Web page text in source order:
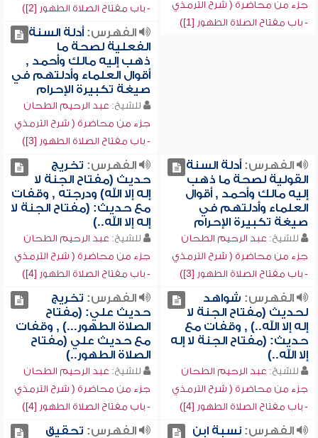
جزء من محاضرة ( شرح الترمذي
- باب مفتاح الصلاة الطهور [1])
- باب مفتاح الصلاة الطهور [2])
الفهرس:أدلة السنة
الفعلية لصحة ما
ذهب إليه مالك وأحمد ,
أقوال العلماء وأدلتهم في
صيغة تكبيرة الإحرام
للشيخ: عبد الرحيم الطحان
جزء من محاضرة ( شرح الترمذي
- باب مفتاح الصلاة الطهور [3])
الفهرس:أدلة السنة
القولية لصحة ما ذهب
إليه مالك وأحمد , أقوال
العلماء وأدلتهم في
صيغة تكبيرة الإحرام
للشيخ: عبد الرحيم الطحان
جزء من محاضرة ( شرح الترمذي
- باب مفتاح الصلاة الطهور [3])
الفهرس: تخريج
حديث (مفتاح الجنة لا
إله إلا الله) ودرجته , وقفات
مع حديث: (مفتاح الجنة لا
إله إلا الله..)
للشيخ: عبد الرحيم الطحان
جزء من محاضرة ( شرح الترمذي
- باب مفتاح الصلاة الطهور [4])
الفهرس: شواهد
لحديث (مفتاح الجنة لا
إله إلا الله..) , وقفات مع
حديث: (مفتاح الجنة لا إله
إلا الله..)
للشيخ: عبد الرحيم الطحان
جزء من محاضرة ( شرح الترمذي
- باب مفتاح الصلاة الطهور [4])
الفهرس: تخريج
حديث علي: (مفتاح
الصلاة الطهور...) , وقفات
مع حديث علي (مفتاح
الصلاة الطهور..)
للشيخ: عبد الرحيم الطحان
جزء من محاضرة ( شرح الترمذي
- باب مفتاح الصلاة الطهور [4])
الفهرس:نسبة ابن
الفهرس: تحقيق